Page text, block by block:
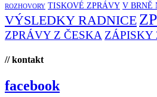
ROZHOVORY TISKOVÉ ZPRÁVY V BRNĚ
VÝSLEDKY RADNICE
ZPRÁVY Z ČESKA ZÁPISKY
// kontakt
facebook